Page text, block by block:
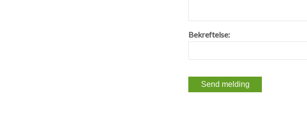
Bekreftelse: